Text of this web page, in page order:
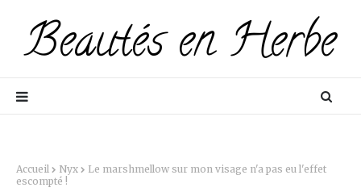
Accueil Nyx
Le marshmellow sur mon visage n'a pas eu l'effet
escompté !